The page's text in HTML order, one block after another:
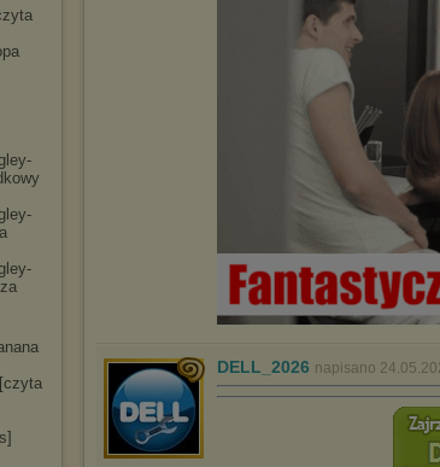
wy
DELL_2026 napisano